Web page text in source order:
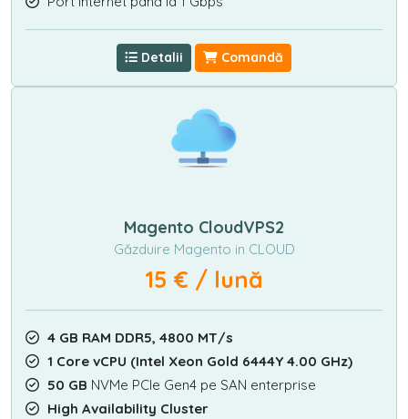
Detalii Comandă
Magento CloudVPS2
Găzduire Magento in CLOUD
15 € / lună
4 GB RAM DDR5, 4800 MT/s
1 Core vCPU (Intel Xeon Gold 6444Y 4.00 GHz)
50 GB NVMe PCIe Gen4 pe SAN enterprise
High Availability Cluster